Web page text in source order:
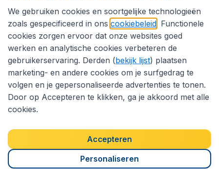
Privacybeleid
Copyright © 2026
We gebruiken cookies en soortgelijke technologieën
zoals gespecificeerd in ons cookiebeleid . Functionele
cookies zorgen ervoor dat onze websites goed
werken en analytische cookies verbeteren de
gebruikerservaring. Derden (bekijk lijst) plaatsen
marketing- en andere cookies om je surfgedrag te
volgen en je gepersonaliseerde advertenties te tonen.
Door op Accepteren te klikken, ga je akkoord met alle
cookies.
Accepteren
Personaliseren